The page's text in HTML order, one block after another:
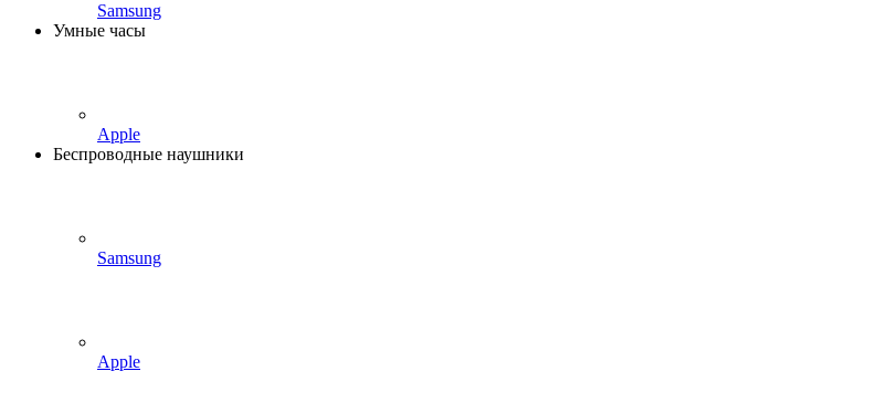
Samsung
Умные часы
Apple
Беспроводные наушники
Samsung
Apple